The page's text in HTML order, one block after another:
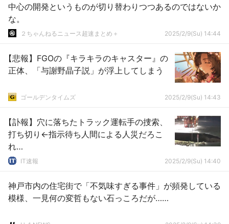
中心の開発というものが切り替わりつつあるのではないか
な。
２ちゃんねるニュース超速まとめ＋ 2025/2/9(Su) 14:44
【悲報】FGOの『キラキラのキャスター』の
正体、「与謝野晶子説」が浮上してしまう
ゴールデンタイムズ 2025/2/9(Su) 14:43
【訃報】穴に落ちたトラック運転手の捜索、
打ち切り←指示待ち人間による人災だろこ
れ…
IT速報 2025/2/9(Su) 14:40
神戸市内の住宅街で「不気味すぎる事件」が頻発している
模様、一見何の変哲もない石っころだが……